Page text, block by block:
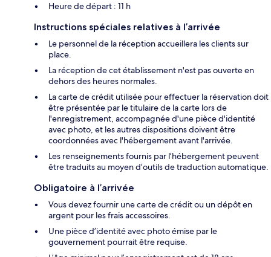
Heure de départ : 11 h
Instructions spéciales relatives à l’arrivée
Le personnel de la réception accueillera les clients sur
place.
La réception de cet établissement n'est pas ouverte en
dehors des heures normales.
La carte de crédit utilisée pour effectuer la réservation doit
être présentée par le titulaire de la carte lors de
l'enregistrement, accompagnée d'une pièce d'identité
avec photo, et les autres dispositions doivent être
coordonnées avec l'hébergement avant l'arrivée.
Les renseignements fournis par l’hébergement peuvent
être traduits au moyen d’outils de traduction automatique.
Obligatoire à l’arrivée
Vous devez fournir une carte de crédit ou un dépôt en
argent pour les frais accessoires.
Une pièce d’identité avec photo émise par le
gouvernement pourrait être requise.